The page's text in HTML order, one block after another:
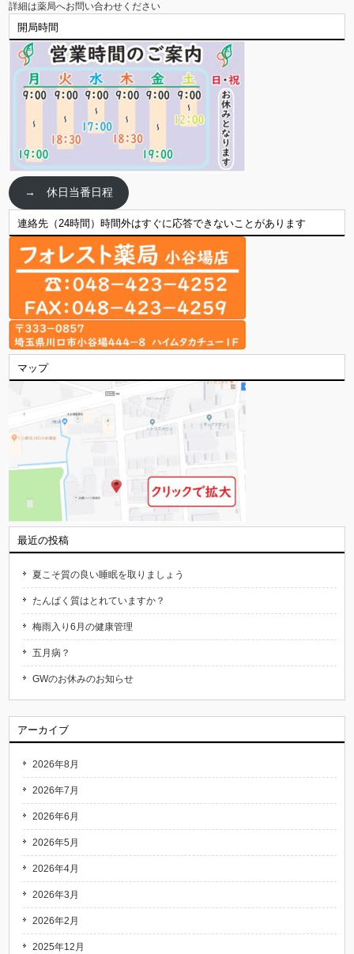
詳細は薬局へお問い合わせください
開局時間
→ 休日当番日程
連絡先（24時間）時間外はすぐに応答できないことがあります
マップ
最近の投稿
夏こそ質の良い睡眠を取りましょう
たんぱく質はとれていますか？
梅雨入り6月の健康管理
五月病？
GWのお休みのお知らせ
アーカイブ
2026年8月
2026年7月
2026年6月
2026年5月
2026年4月
2026年3月
2026年2月
2025年12月